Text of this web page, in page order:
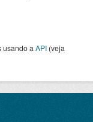
usando a API (veja